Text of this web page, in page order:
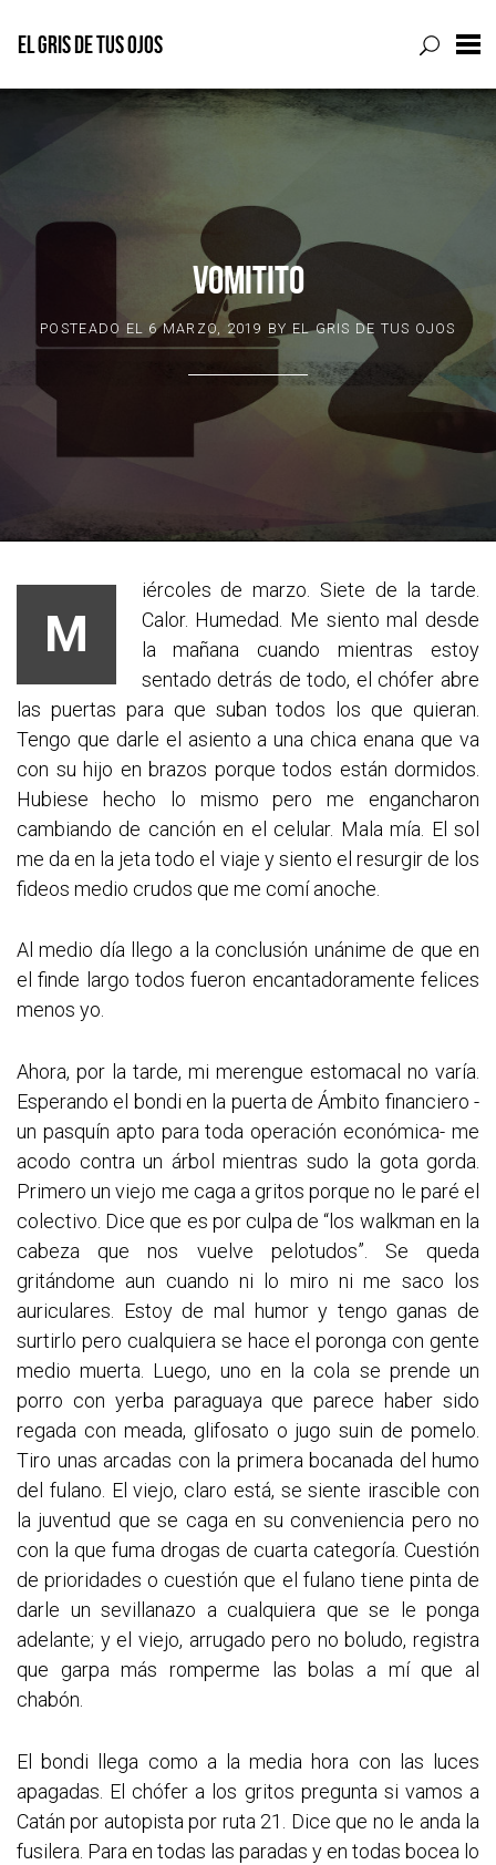
content
EL GRIS DE TUS OJOS
VOMITITO
POSTEADO EL 6 MARZO, 2019 BY EL GRIS DE TUS OJOS
M
iércoles de marzo. Siete de la tarde.
Calor. Humedad. Me siento mal desde
la mañana cuando mientras estoy
sentado detrás de todo, el chófer abre
las puertas para que suban todos los que quieran.
Tengo que darle el asiento a una chica enana que va
con su hijo en brazos porque todos están dormidos.
Hubiese hecho lo mismo pero me engancharon
cambiando de canción en el celular. Mala mía. El sol
me da en la jeta todo el viaje y siento el resurgir de los
fideos medio crudos que me comí anoche.
Al medio día llego a la conclusión unánime de que en
el finde largo todos fueron encantadoramente felices
menos yo.
Ahora, por la tarde, mi merengue estomacal no varía.
Esperando el bondi en la puerta de Ámbito financiero -
un pasquín apto para toda operación económica- me
acodo contra un árbol mientras sudo la gota gorda.
Primero un viejo me caga a gritos porque no le paré el
colectivo. Dice que es por culpa de “los walkman en la
cabeza que nos vuelve pelotudos”. Se queda
gritándome aun cuando ni lo miro ni me saco los
auriculares. Estoy de mal humor y tengo ganas de
surtirlo pero cualquiera se hace el poronga con gente
medio muerta. Luego, uno en la cola se prende un
porro con yerba paraguaya que parece haber sido
regada con meada, glifosato o jugo suin de pomelo.
Tiro unas arcadas con la primera bocanada del humo
del fulano. El viejo, claro está, se siente irascible con
la juventud que se caga en su conveniencia pero no
con la que fuma drogas de cuarta categoría. Cuestión
de prioridades o cuestión que el fulano tiene pinta de
darle un sevillanazo a cualquiera que se le ponga
adelante; y el viejo, arrugado pero no boludo, registra
que garpa más romperme las bolas a mí que al
chabón.
El bondi llega como a la media hora con las luces
apagadas. El chófer a los gritos pregunta si vamos a
Catán por autopista por ruta 21. Dice que no le anda la
fusilera. Para en todas las paradas y en todas bocea lo